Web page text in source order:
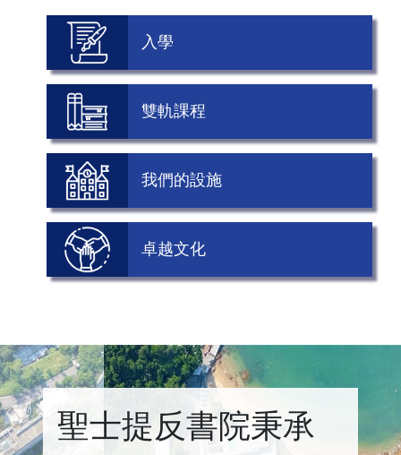
入學
雙軌課程
我們的設施
卓越文化
聖士提反書院秉承